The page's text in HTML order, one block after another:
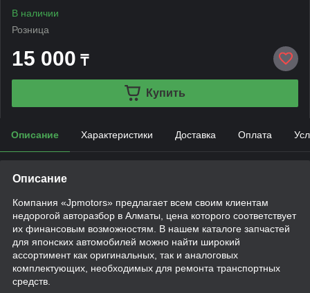
В наличии
Розница
15 000 ₸
Купить
Описание Характеристики Доставка Оплата
Описание
Компания «Jpmotors» предлагает всем своим клиентам
недорогой авторазбор в Алматы, цена которого соответствует
их финансовым возможностям. В нашем каталоге запчастей
для японских автомобилей можно найти широкий
ассортимент как оригинальных, так и аналоговых
комплектующих, необходимых для ремонта транспортных
средств.